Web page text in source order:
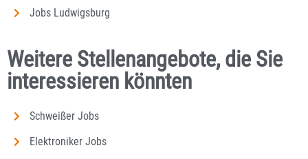
Jobs Ludwigsburg
Weitere Stellenangebote, die Sie
interessieren könnten
Schweißer Jobs
Elektroniker Jobs